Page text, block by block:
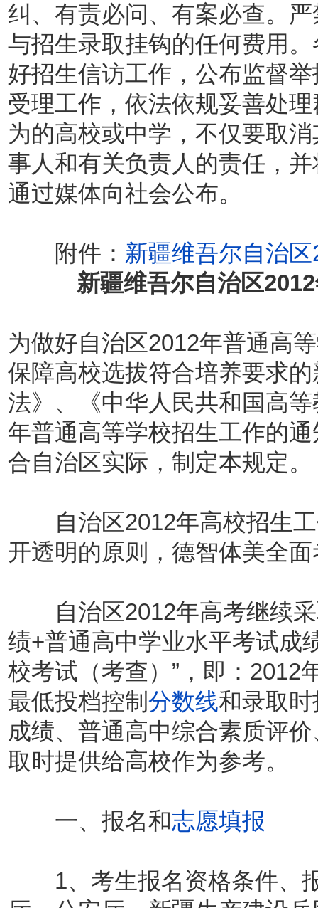
纠、有责必问、有案必查。
与招生录取挂钩的任何费用
好招生信访工作，公布监督
受理工作，依法依规妥善处
为的高校或中学，不仅要取
事人和有关负责人的责任，
通过媒体向社会公布。
附件： 新疆维吾尔自治
新疆维吾尔自治区
为做好自治区2012年普通高
保障高校选拔符合培养要求
法》、《中华人民共和国高
年普通高等学校招生工作的
合自治区实际，制定本规定。
自治区2012年高校招生工
开透明的原则，德智体美全
自治区2012年高考继续采
绩+普通高中学业水平考试成
校考试（考查）”，即：2012
最低投档控制 分数线和录取
成绩、普通高中综合素质评
取时提供给高校作为参考。
一、报名和志愿填报
1、考生报名资格条件、